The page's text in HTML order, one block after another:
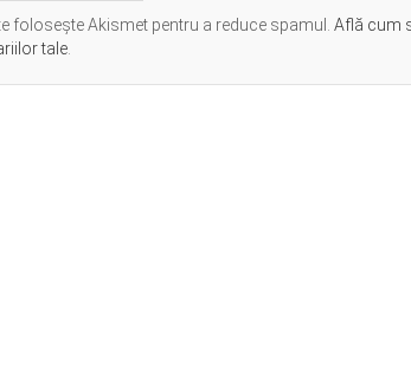
folosește Akismet pentru a reduce spamul. Află cum
tale.